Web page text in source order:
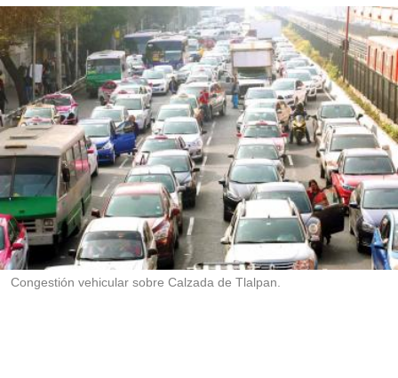
i
o
n
e
s
d
e
c
o
m
p
a
r
t
i
r
r
d
Congestión vehicular sobre Calzada de Tlalpan.